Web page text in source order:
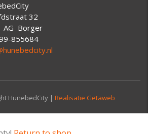
32
AG Borger
855684
HunebedCity | Realisatie Getaweb